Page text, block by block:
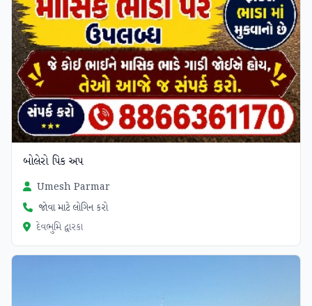
બોલેરો પિક અપ
Umesh Parmar
જોવા માટે લોગિન કરો
દેવભુમિ દ્વારકા